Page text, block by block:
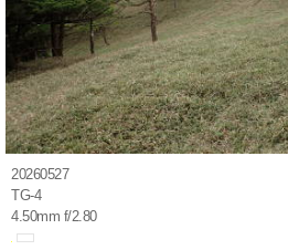
20260527
TG-4
4.50mm f/2.80